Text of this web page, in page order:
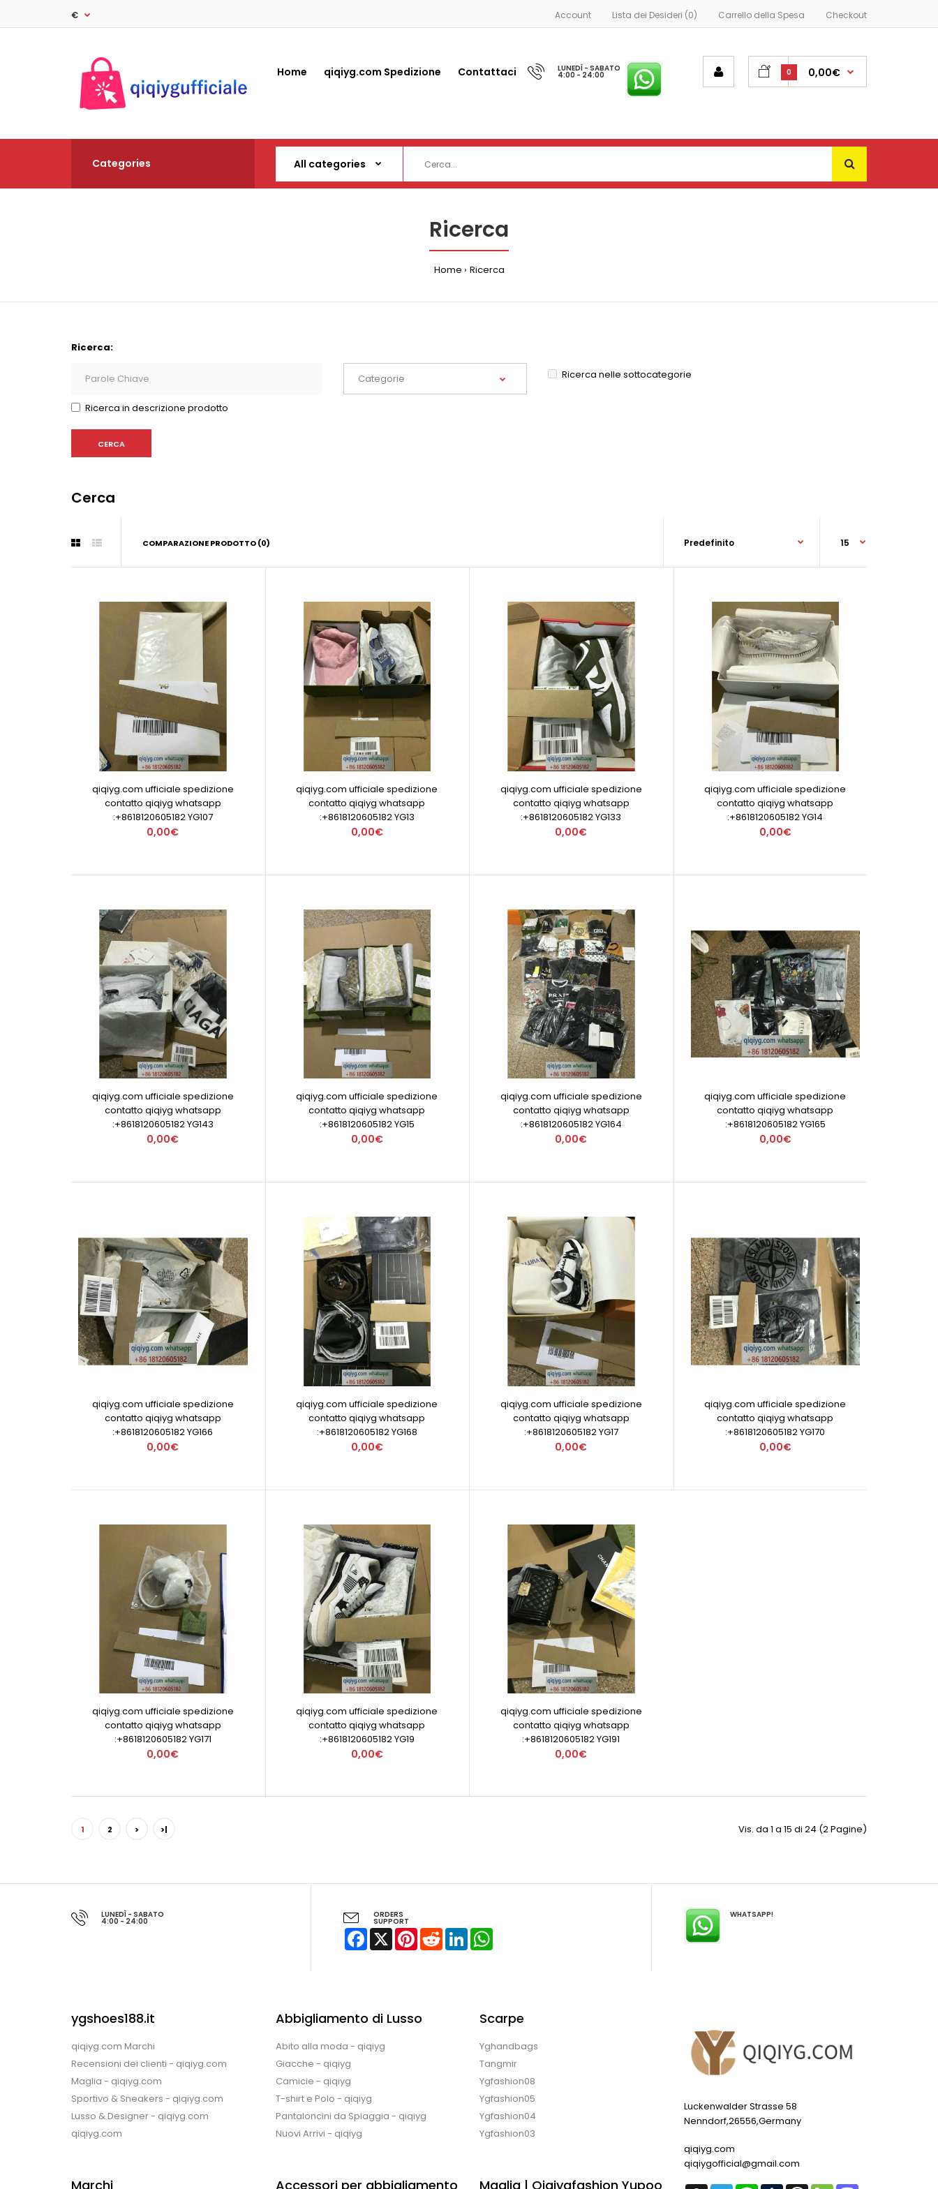
Account Lista dei Desideri (0) Carrello della Spesa Checkout
€
Home qiqiyg.com Spedizione Contattaci LUNEDÌ - SABATO
4:00 - 24:00 0 0,00€
Categories
Ricerca
Home Ricerca
Ricerca:
Ricerca nelle sottocategorie
Ricerca in descrizione prodotto
Cerca
COMPARAZIONE PRODOTTO (0)
qiqiyg.com ufficiale spedizione
contatto qiqiyg whatsapp
:+8618120605182 YG107
0,00€
qiqiyg.com ufficiale spedizione
contatto qiqiyg whatsapp
:+8618120605182 YG13
0,00€
qiqiyg.com ufficiale spedizione
contatto qiqiyg whatsapp
:+8618120605182 YG133
0,00€
qiqiyg.com ufficiale spedizione
contatto qiqiyg whatsapp
:+8618120605182 YG14
0,00€
qiqiyg.com ufficiale spedizione
contatto qiqiyg whatsapp
:+8618120605182 YG143
0,00€
qiqiyg.com ufficiale spedizione
contatto qiqiyg whatsapp
:+8618120605182 YG15
0,00€
qiqiyg.com ufficiale spedizione
contatto qiqiyg whatsapp
:+8618120605182 YG164
0,00€
qiqiyg.com ufficiale spedizione
contatto qiqiyg whatsapp
:+8618120605182 YG165
0,00€
qiqiyg.com ufficiale spedizione
contatto qiqiyg whatsapp
:+8618120605182 YG166
0,00€
qiqiyg.com ufficiale spedizione
contatto qiqiyg whatsapp
:+8618120605182 YG168
0,00€
qiqiyg.com ufficiale spedizione
contatto qiqiyg whatsapp
:+8618120605182 YG17
0,00€
qiqiyg.com ufficiale spedizione
contatto qiqiyg whatsapp
:+8618120605182 YG170
0,00€
qiqiyg.com ufficiale spedizione
contatto qiqiyg whatsapp
:+8618120605182 YG171
0,00€
qiqiyg.com ufficiale spedizione
contatto qiqiyg whatsapp
:+8618120605182 YG19
0,00€
qiqiyg.com ufficiale spedizione
contatto qiqiyg whatsapp
:+8618120605182 YG191
0,00€
1 2 > >| Vis. da 1 a 15 di 24 (2 Pagine)
LUNEDÌ - SABATO
4:00 - 24:00
ORDERS
SUPPORT
Facebook
X PinterestRedditLinkedIn
WHATSAPP!
ygshoes188.it
qiqiyg.com Marchi
Recensioni dei clienti - qiqiyg.com
Maglia - qiqiyg.com
Sportivo & Sneakers - qiqiyg.com
Lusso & Designer - qiqiyg.com
qiqiyg.com
Marchi
Abbigliamento di Lusso
Abito alla moda - qiqiyg
Giacche - qiqiyg
Camicie - qiqiyg
T-shirt e Polo - qiqiyg
Pantaloncini da Spiaggia - qiqiyg
Nuovi Arrivi - qiqiyg
Accessori per abbigliamento
Scarpe
Yghandbags
Tangmir
Ygfashion08
Ygfashion05
Ygfashion04
Ygfashion03
Maglia | Qiqiygfashion Yupoo
Luckenwalder Strasse 58
Nenndorf,26556,Germany
qiqiyg.com
qiqiygofficial@gmail.com